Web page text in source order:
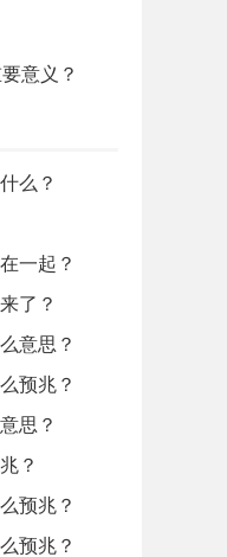
意义？
么？
一起？
了？
意思？
预兆？
思？
？
预兆？
预兆？